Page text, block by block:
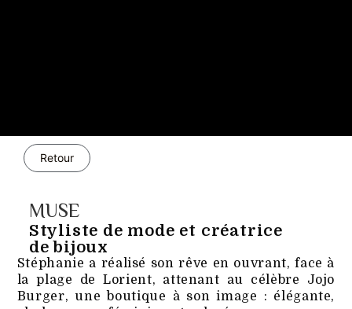
Retour
MUSE
Styliste de mode et créatrice
de bijoux
Stéphanie a réalisé son rêve en ouvrant, face à
la plage de Lorient, attenant au célèbre Jojo
Burger, une boutique à son image : élégante,